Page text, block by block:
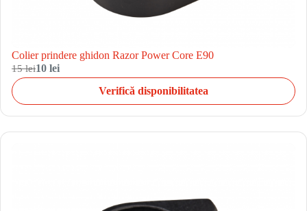
Colier prindere ghidon Razor Power Core E90
15 lei10 lei
Verifică disponibilitatea